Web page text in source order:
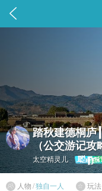

踏秋建德桐庐
（公交游记攻
太空精灵儿
 人物 /独自一人  玩法